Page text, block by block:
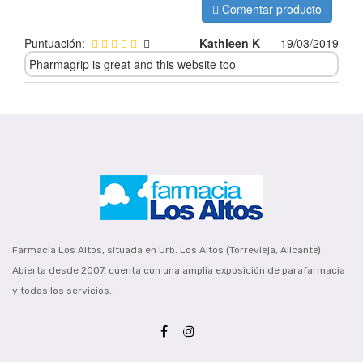
Comentar producto
Puntuación: Kathleen K -
19/03/2019
Pharmagrip is great and this website too
Farmacia Los Altos, situada en Urb. Los Altos (Torrevieja, Alicante).
Abierta desde 2007, cuenta con una amplia exposición de parafarmacia
y todos los servicios..